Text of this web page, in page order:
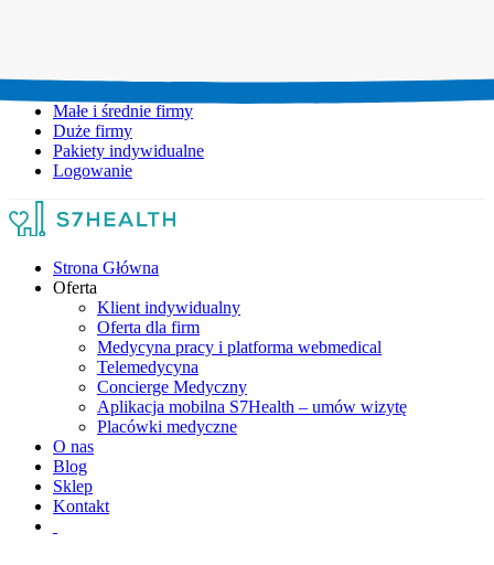
Małe i średnie firmy
Duże firmy
Pakiety indywidualne
Logowanie
Strona Główna
Oferta
Klient indywidualny
Oferta dla firm
Medycyna pracy i platforma webmedical
Telemedycyna
Concierge Medyczny
Aplikacja mobilna S7Health – umów wizytę
Placówki medyczne
O nas
Blog
Sklep
Kontakt